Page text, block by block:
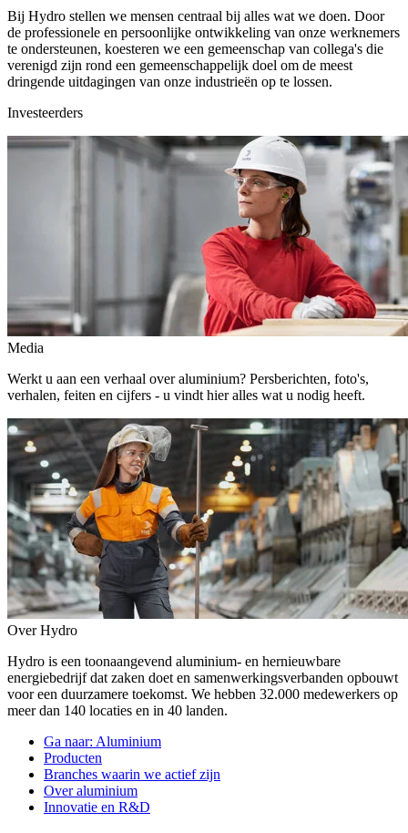
Bij Hydro stellen we mensen centraal bij alles wat we doen. Door
de professionele en persoonlijke ontwikkeling van onze werknemers
te ondersteunen, koesteren we een gemeenschap van collega's die
verenigd zijn rond een gemeenschappelijk doel om de meest
dringende uitdagingen van onze industrieën op te lossen.
Investeerders
Media
Werkt u aan een verhaal over aluminium? Persberichten, foto's,
verhalen, feiten en cijfers - u vindt hier alles wat u nodig heeft.
Over Hydro
Hydro is een toonaangevend aluminium- en hernieuwbare
energiebedrijf dat zaken doet en samenwerkingsverbanden opbouwt
voor een duurzamere toekomst. We hebben 32.000 medewerkers op
meer dan 140 locaties en in 40 landen.
Ga naar: Aluminium
Producten
Branches waarin we actief zijn
Over aluminium
Innovatie en R&D